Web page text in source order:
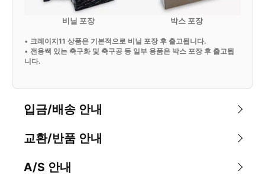
비닐 포장 박스 포장
• 크레이지11 상품은 기본적으로 비닐 포장 후 출고됩니다.
• 전용쌕 있는 축구화 및 축구공 등 일부 용품은 박스 포장 후 출고됩
니다.
입금/배송 안내
교환/반품 안내
A/S 안내